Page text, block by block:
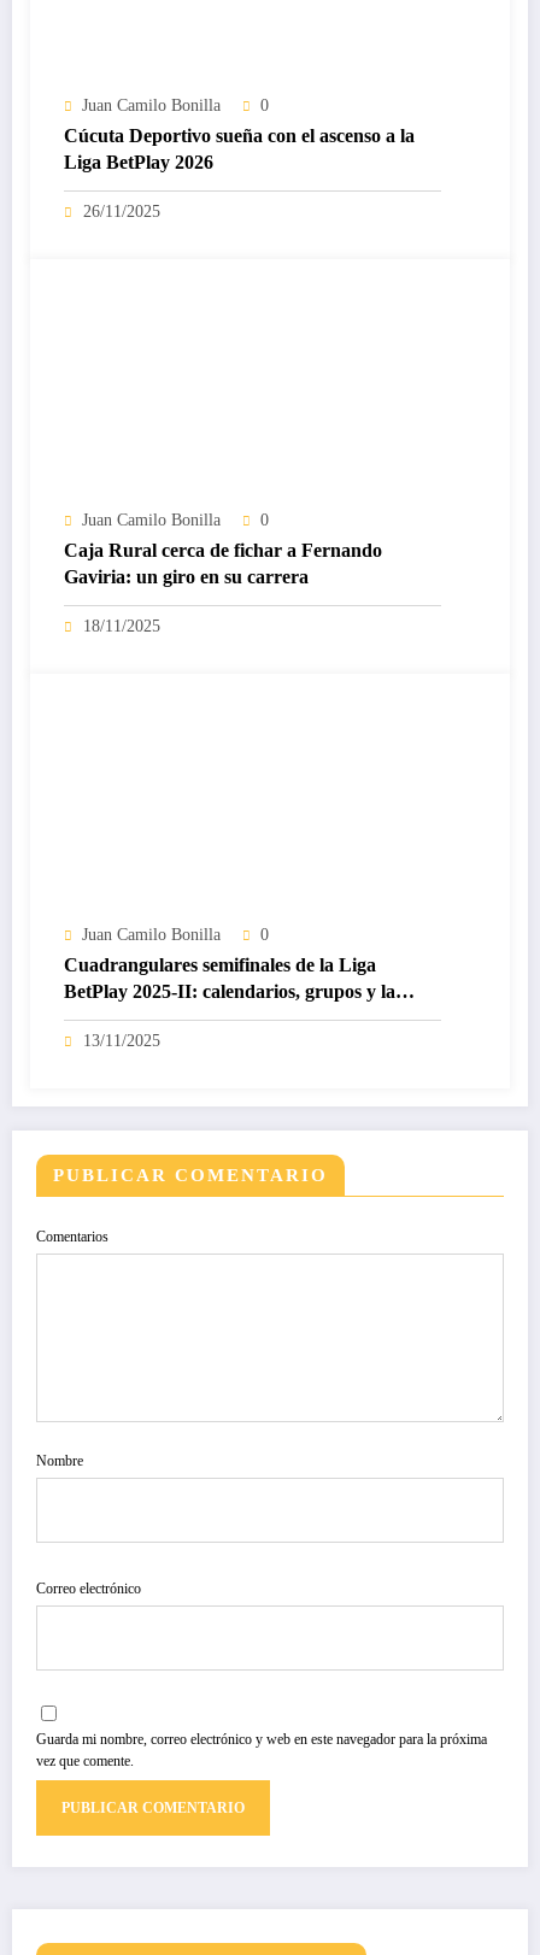
Juan Camilo Bonilla 0
Cúcuta Deportivo sueña con el ascenso a la
Liga BetPlay 2026
26/11/2025
Juan Camilo Bonilla 0
Caja Rural cerca de fichar a Fernando
Gaviria: un giro en su carrera
18/11/2025
Juan Camilo Bonilla 0
Cuadrangulares semifinales de la Liga
BetPlay 2025-II: calendarios, grupos y la
fecha 1 que cambia todo
13/11/2025
PUBLICAR COMENTARIO
Comentarios
Nombre
Correo electrónico
Guarda mi nombre, correo electrónico y web en este navegador para la próxima
vez que comente.